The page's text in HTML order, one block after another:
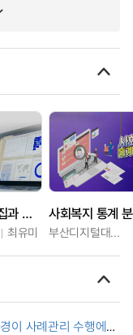
사회복지 자료수집과 설계
최유미
사회복지 통계
부산디지털대학교
이 사례관리 수행에